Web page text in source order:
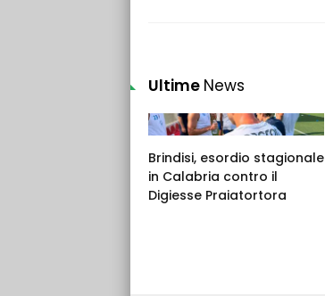
Ultime News
Brindisi, esordio stagionale
in Calabria contro il
Digiesse Praiatortora